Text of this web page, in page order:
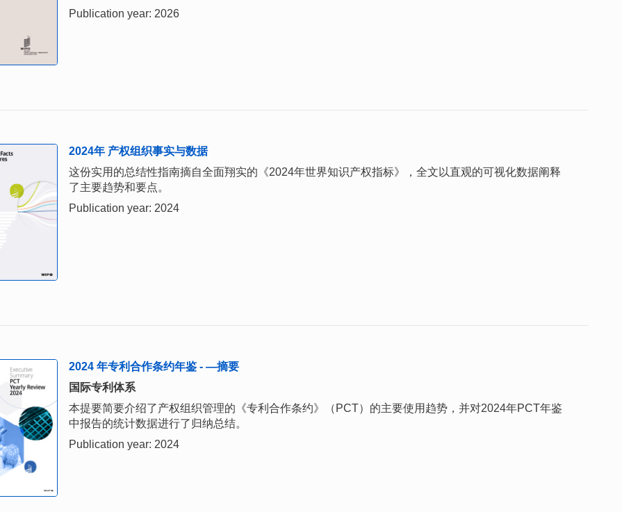
Publication year: 2026
2024年 产权组织事实与数据
这份实用的总结性指南摘自全面翔实的《2024年世界知识产权指标》，全文以直观的可视化数据阐释
了主要趋势和要点。
Publication year: 2024
2024 年专利合作条约年鉴 - —摘要
国际专利体系
本提要简要介绍了产权组织管理的《专利合作条约》（PCT）的主要使用趋势，并对2024年PCT年鉴
中报告的统计数据进行了归纳总结。
Publication year: 2024